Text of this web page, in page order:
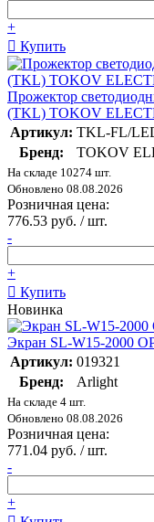
+
Купить
Прожектор
(TKL) TOKOV
Артикул: TKL-FL/
Бренд:
TOKOV
На складе 10274 шт.
Обновлено 08.08.2026
Розничная цена:
776.53 руб. / шт.
-
+
Купить
Новинка
Экран SL-W15-2000
Артикул: 019321
Бренд:
Arlight
На складе 4 шт.
Обновлено 08.08.2026
Розничная цена:
771.04 руб. / шт.
-
+